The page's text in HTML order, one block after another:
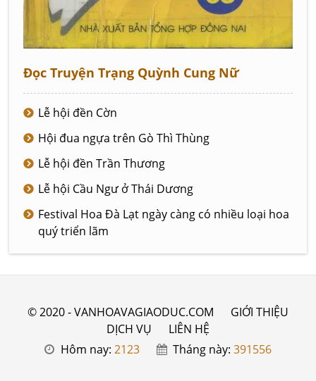
Đọc Truyện Trạng Quỳnh Cung Nữ
Lễ hội đền Cờn
Hội đua ngựa trên Gò Thì Thùng
Lễ hội đền Trần Thương
Lễ hội Cầu Ngư ở Thái Dương
Festival Hoa Đà Lạt ngày càng có nhiều loại hoa
quý triển lãm
© 2020 - VANHOAVAGIAODUC.COM
GIỚI THIỆU
DỊCH VỤ
LIÊN HỆ
Hôm nay: 2123 Tháng này:391556